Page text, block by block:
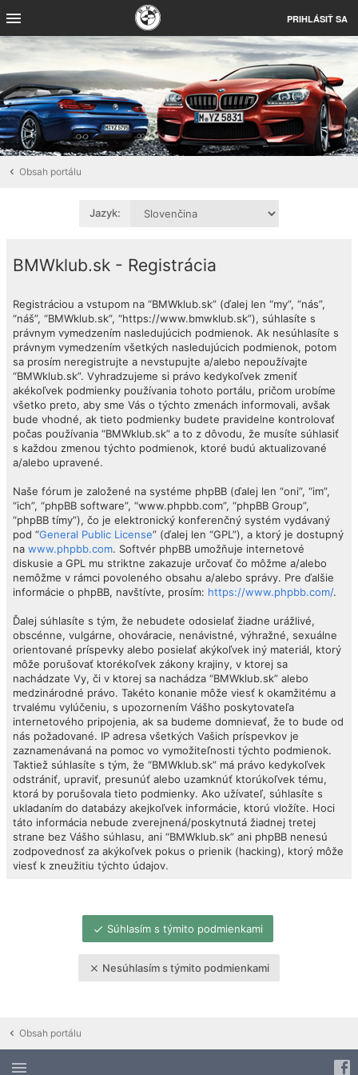
PRIHLÁSIŤ SA
Obsah portálu
Jazyk:
BMWklub.sk - Registrácia
Registráciou a vstupom na “BMWklub.sk” (ďalej len “my”, “nás”,
“náš”, “BMWklub.sk”, “https://www.bmwklub.sk”), súhlasíte s
právnym vymedzením nasledujúcich podmienok. Ak nesúhlasíte s
právnym vymedzením všetkých nasledujúcich podmienok, potom
sa prosím neregistrujte a nevstupujte a/alebo nepoužívajte
“BMWklub.sk”. Vyhradzujeme si právo kedykoľvek zmeniť
akékoľvek podmienky používania tohoto portálu, pričom urobíme
všetko preto, aby sme Vás o týchto zmenách informovali, avšak
bude vhodné, ak tieto podmienky budete pravidelne kontrolovať
počas používania “BMWklub.sk” a to z dôvodu, že musíte súhlasiť
s každou zmenou týchto podmienok, ktoré budú aktualizované
a/alebo upravené.
Naše fórum je založené na systéme phpBB (ďalej len “oni”, “im”,
“ich”, “phpBB software”, “www.phpbb.com”, “phpBB Group”,
“phpBB tímy”), čo je elektronický konferenčný systém vydávaný
pod “General Public License” (ďalej len “GPL”), a ktorý je dostupný
na www.phpbb.com. Softvér phpBB umožňuje internetové
diskusie a GPL mu striktne zakazuje určovať čo môžme a/alebo
nemôžme v rámci povoleného obsahu a/alebo správy. Pre ďalšie
informácie o phpBB, navštívte, prosím: https://www.phpbb.com/.
Ďalej súhlasíte s tým, že nebudete odosielať žiadne urážlivé,
obscénne, vulgárne, ohováracie, nenávistné, výhražné, sexuálne
orientované príspevky alebo posielať akýkoľvek iný materiál, ktorý
môže porušovať ktorékoľvek zákony krajiny, v ktorej sa
nachádzate Vy, či v ktorej sa nachádza “BMWklub.sk” alebo
medzinárodné právo. Takéto konanie môže viesť k okamžitému a
trvalému vylúčeniu, s upozornením Vášho poskytovateľa
internetového pripojenia, ak sa budeme domnievať, že to bude od
nás požadované. IP adresa všetkých Vašich príspevkov je
zaznamenávaná na pomoc vo vymožiteľnosti týchto podmienok.
Taktiež súhlasíte s tým, že “BMWklub.sk” má právo kedykoľvek
odstrániť, upraviť, presunúť alebo uzamknúť ktorúkoľvek tému,
ktorá by porušovala tieto podmienky. Ako užívateľ, súhlasíte s
ukladaním do databázy akejkoľvek informácie, ktorú vložíte. Hoci
táto informácia nebude zverejnená/poskytnutá žiadnej tretej
strane bez Vášho súhlasu, ani “BMWklub.sk” ani phpBB nenesú
zodpovednosť za akýkoľvek pokus o prienik (hacking), ktorý môže
viesť k zneužitiu týchto údajov.
Súhlasím s týmito podmienkami
Nesúhlasím s týmito podmienkami
Obsah portálu